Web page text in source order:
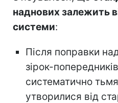
наднових залежить
системи:
Після поправки
зірок-
систематично
утворилися від